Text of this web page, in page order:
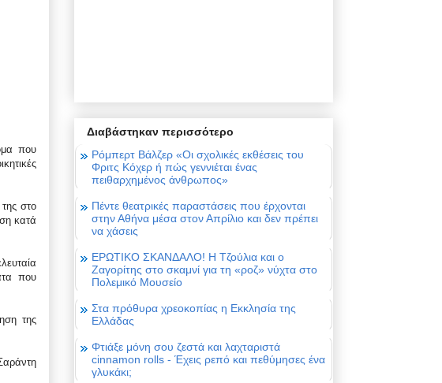
που
στο
κατά
που
της
Διαβάστηκαν περισσότερο
Ρόμπερτ Βάλζερ «Οι σχολικές εκθέσεις του
Φριτς Κόχερ ή πώς γεννιέται ένας
πειθαρχημένος άνθρωπος»
Πέντε θεατρικές παραστάσεις που έρχονται
στην Αθήνα μέσα στον Απρίλιο και δεν πρέπει
να χάσεις
ΕΡΩΤΙΚΟ ΣΚΑΝΔΑΛΟ! Η Τζούλια και ο
Ζαγορίτης στο σκαμνί για τη «ροζ» νύχτα στο
Πολεμικό Μουσείο
Στα πρόθυρα χρεοκοπίας η Εκκλησία της
Ελλάδας
Φτιάξε μόνη σου ζεστά και λαχταριστά
cinnamon rolls - Έχεις ρεπό και πεθύμησες ένα
γλυκάκι;